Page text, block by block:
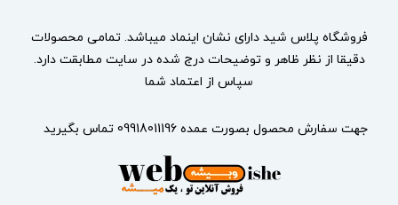
فروشگاه پلاس شید دارای نشان اینماد میباشد. تمامی محصولات
دقیقا از نظر ظاهر و توضیحات درج شده در سایت مطابقت دارد.
سپاس از اعتماد شما
جهت سفارش محصول بصورت عمده 09918011196 تماس بگیرید